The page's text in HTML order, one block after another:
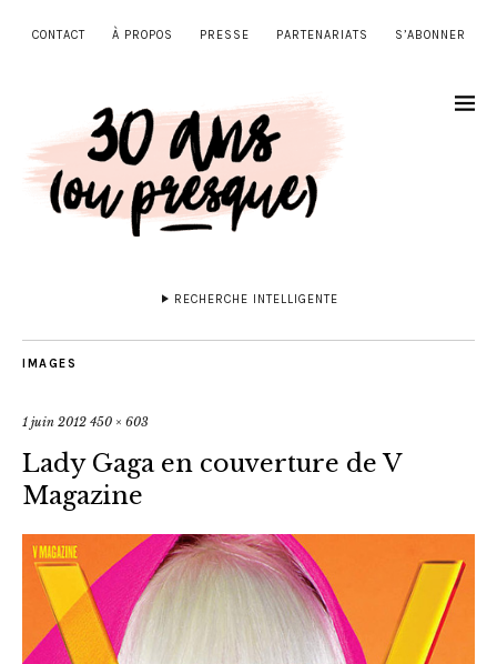
CONTACT À PROPOS PRESSE PARTENARIATS S’ABONNER
RECHERCHE INTELLIGENTE
IMAGES
1 juin 2012 450 × 603
Lady Gaga en couverture de V
Magazine